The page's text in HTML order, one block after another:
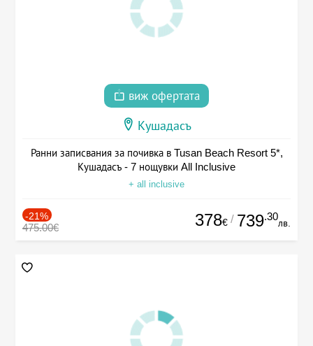
виж офертата
Кушадасъ
Ранни записвания за почивка в Tusan Beach Resort 5*,
Кушадасъ - 7 нощувки All Inclusive
+ all inclusive
-21%
475.00€ 378€ / 739.30
лв.